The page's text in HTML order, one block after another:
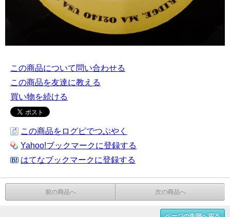
この商品について問い合わせる
この商品を友達に教える
買い物を続ける
この商品をログピでつぶやく
Yahoo!ブックマークに登録する
はてなブックマークに登録する
前の商品へ 次の商品へ